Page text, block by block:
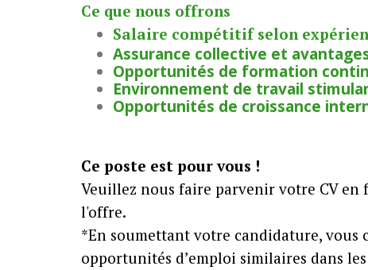
Ce que nous offrons
Salaire compétitif selon
Assurance collective et
Opportunités de formation
Environnement de travail
Opportunités de croissance
Ce poste est pour vous !
Veuillez nous faire parvenir votre CV
l'offre.
*En soumettant votre candidature, vous
opportunités d’emploi similaires dans